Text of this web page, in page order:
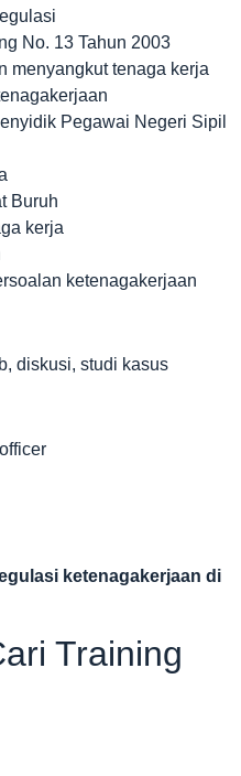
No. 13 Tahun 2003
menyangkut tenaga kerja
Pegawai Negeri Sipil
Buruh
kerja
ketenagakerjaan
diskusi, studi kasus
ketenagakerjaan di
Training